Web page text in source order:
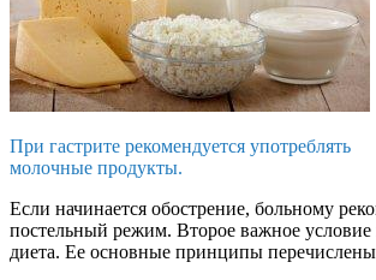
При гастрите рекомендуется употреблять
молочные продукты.
Если начинается обострение, больному
постельный режим. Второе важное условие
диета. Ее основные принципы